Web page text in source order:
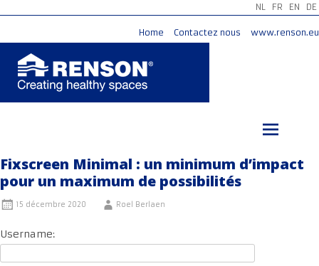
NL FR EN DE
Home Contactez nous www.renson.eu
Fixscreen Minimal : un minimum d’impact
pour un maximum de possibilités
15 décembre 2020 Roel Berlaen
Username: